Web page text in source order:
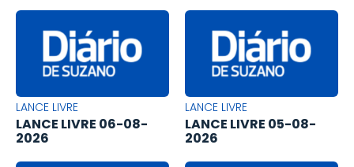
LANCE LIVRE
LANCE LIVRE 06-08-
2026
LANCE LIVRE
LANCE LIVRE 05-08-
2026